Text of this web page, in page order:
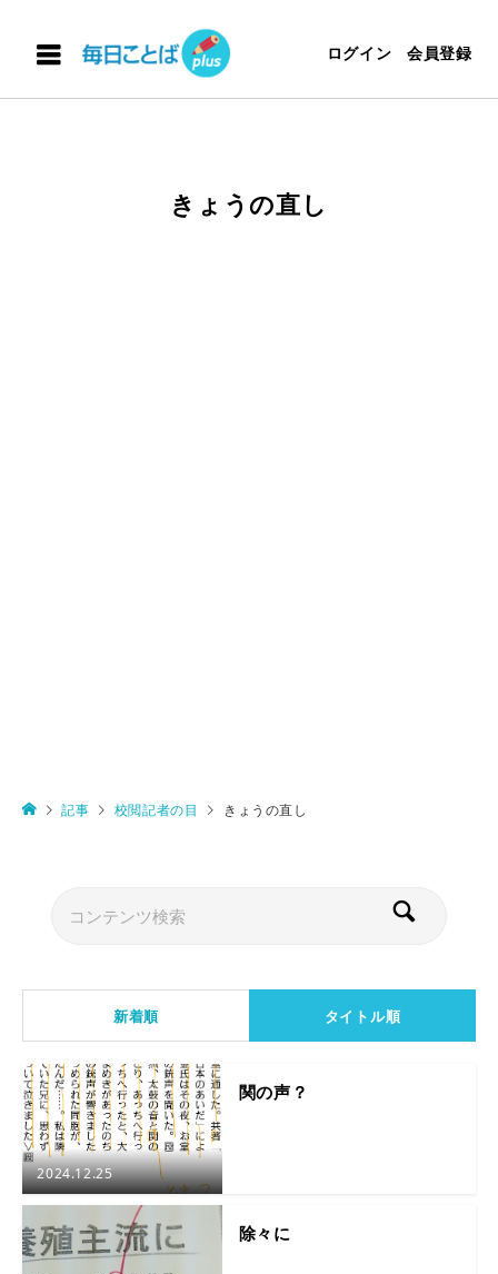
ログイン 会員登録
きょうの直し
記事 校閲記者の目 きょうの直し
新着順 タイトル順
2024.12.25
関の声？
除々に